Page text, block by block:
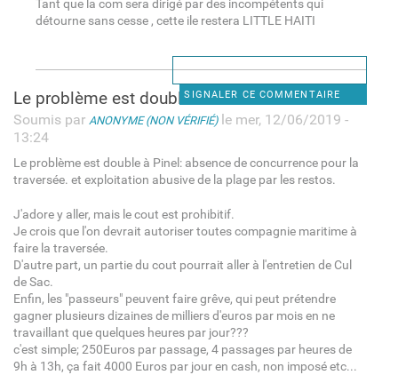
Tant que la com sera dirigé par des incompétents qui
détourne sans cesse , cette ile restera LITTLE HAITI
SIGNALER CE COMMENTAIRE
Le problème est double à
Soumis par ANONYME (NON VÉRIFIÉ)le mer, 12/06/2019 -
13:24
Le problème est double à Pinel: absence de concurrence pour la
traversée. et exploitation abusive de la plage par les restos.
J'adore y aller, mais le cout est prohibitif.
Je crois que l'on devrait autoriser toutes compagnie maritime à
faire la traversée.
D'autre part, un partie du cout pourrait aller à l'entretien de Cul
de Sac.
Enfin, les "passeurs" peuvent faire grêve, qui peut prétendre
gagner plusieurs dizaines de milliers d'euros par mois en ne
travaillant que quelques heures par jour???
c'est simple; 250Euros par passage, 4 passages par heures de
9h à 13h, ça fait 4000 Euros par jour en cash, non imposé etc...